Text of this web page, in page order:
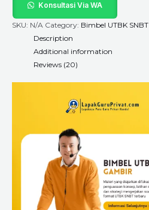
Konsultasi Via WA
SKU: N/A Category: Bimbel UTBK SNBT
Description
Additional information
Reviews (20)